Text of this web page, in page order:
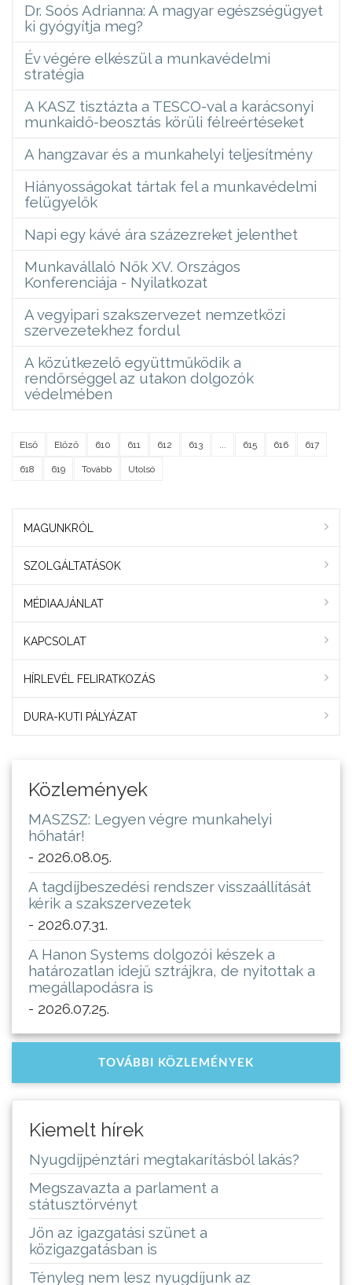
Dr. Soós Adrianna: A magyar egészségügyet
ki gyógyítja meg?
Év végére elkészül a munkavédelmi
stratégia
A KASZ tisztázta a TESCO-val a karácsonyi
munkaidő-beosztás körüli félreértéseket
A hangzavar és a munkahelyi teljesítmény
Hiányosságokat tártak fel a munkavédelmi
felügyelők
Napi egy kávé ára százezreket jelenthet
Munkavállaló Nők XV. Országos
Konferenciája - Nyilatkozat
A vegyipari szakszervezet nemzetközi
szervezetekhez fordul
A közútkezelő együttműködik a
rendőrséggel az utakon dolgozók
védelmében
Első Előző 610 611 612 613 615 616 617
618 619 Tovább Utolsó
MAGUNKRÓL
SZOLGÁLTATÁSOK
MÉDIAAJÁNLAT
KAPCSOLAT
HÍRLEVÉL FELIRATKOZÁS
DURA-KUTI PÁLYÁZAT
Közlemények
MASZSZ: Legyen végre munkahelyi
hőhatár!
- 2026.08.05.
A tagdíjbeszedési rendszer visszaállítását
kérik a szakszervezetek
- 2026.07.31.
A Hanon Systems dolgozói készek a
határozatlan idejű sztrájkra, de nyitottak a
megállapodásra is
- 2026.07.25.
TOVÁBBI KÖZLEMÉNYEK
Kiemelt hírek
Nyugdíjpénztári megtakarításból lakás?
Megszavazta a parlament a
státusztörvényt
Jön az igazgatási szünet a
közigazgatásban is
Tényleg nem lesz nyugdíjunk az